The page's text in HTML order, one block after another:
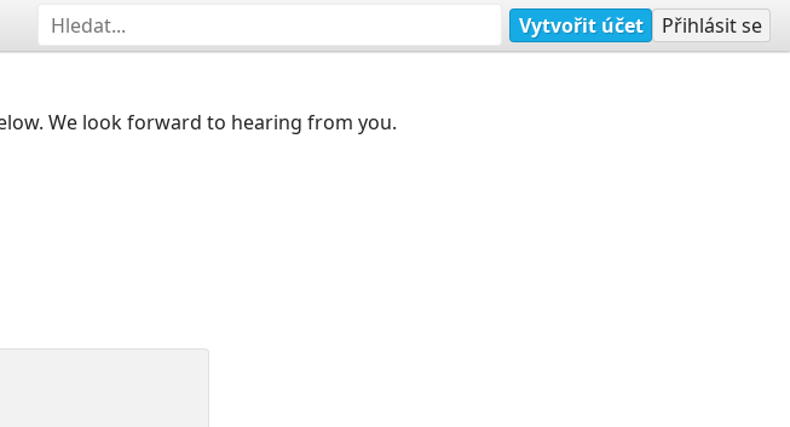
Vytvořit účet Přihlásit se
We look forward to hearing from you.